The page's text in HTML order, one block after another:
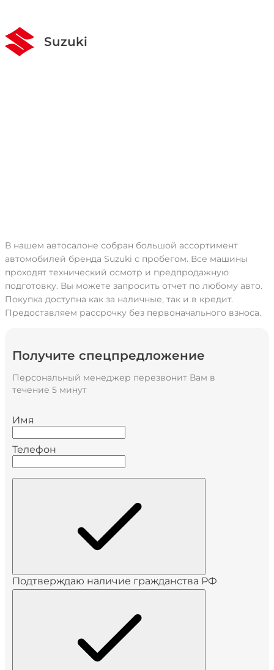
Suzuki
В нашем автосалоне собран большой ассортимент
автомобилей бренда Suzuki с пробегом. Все машины
проходят технический осмотр и предпродажную
подготовку. Вы можете запросить отчет по любому авто.
Покупка доступна как за наличные, так и в кредит.
Предоставляем рассрочку без первоначального взноса.
Получите спецпредложение
Персональный менеджер перезвонит Вам в
течение 5 минут
Имя
Телефон
Подтверждаю наличие гражданства РФ